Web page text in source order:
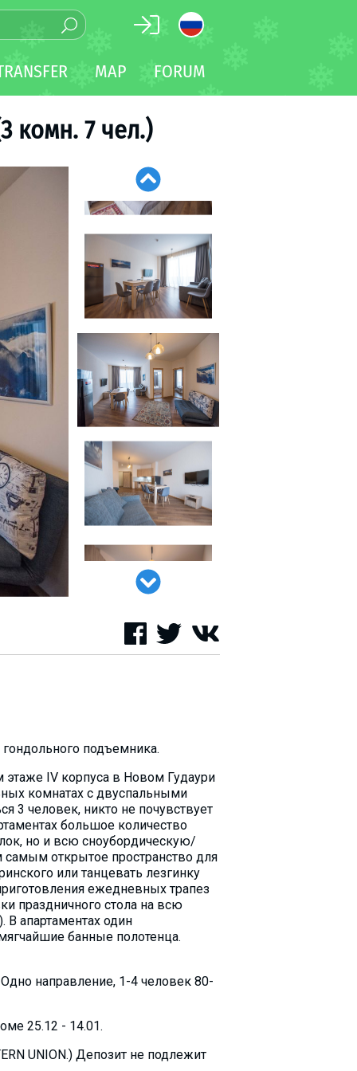
MAP FORUM
комн. 7 чел.)
гондольного подъемника.
IV корпуса в Новом Гудаури
комнатах с двуспальными
3 человек, никто не почувствует
большое количество
но и всю сноубордическую/
самым открытое пространство для
или танцевать лезгинку
ежедневных трапез
праздничного стола на всю
апартаментах один
банные полотенца.
направление, 1-4 человек 80-
25.12 - 14.01.
UNION.) Депозит не подлежит